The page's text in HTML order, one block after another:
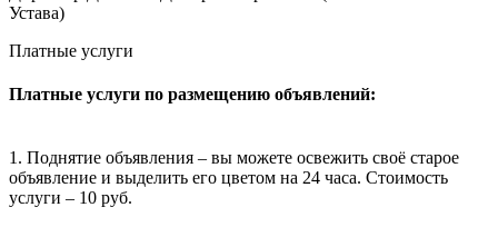
Устава)
Платные услуги
Платные услуги по размещению объявлений:
1. Поднятие объявления – вы можете освежить своё старое
объявление и выделить его цветом на 24 часа. Стоимость
услуги – 10 руб.